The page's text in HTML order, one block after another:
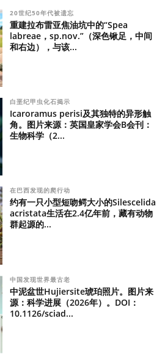
20世纪50年代被遗忘
重建拉布雷亚焦油坑中的“Spea
labreae，sp.nov.”（深色锹足，中间
和右边），与该...
白垩纪甲虫化石揭示
Icaroramus perisi及其独特的异形触
角。图片来源：英国皇家学会B会刊：
生物科学（2...
在巴西发现的爬行动
约有一只小型短吻鳄大小的Silescelida
acristata生活在2.4亿年前，藏有动物
群起源的...
中国发现世界最古老
中泥盆世Hujiersite琥珀照片。图片来
源：科学进展（2026年）。DOI：
10.1126/sciad...